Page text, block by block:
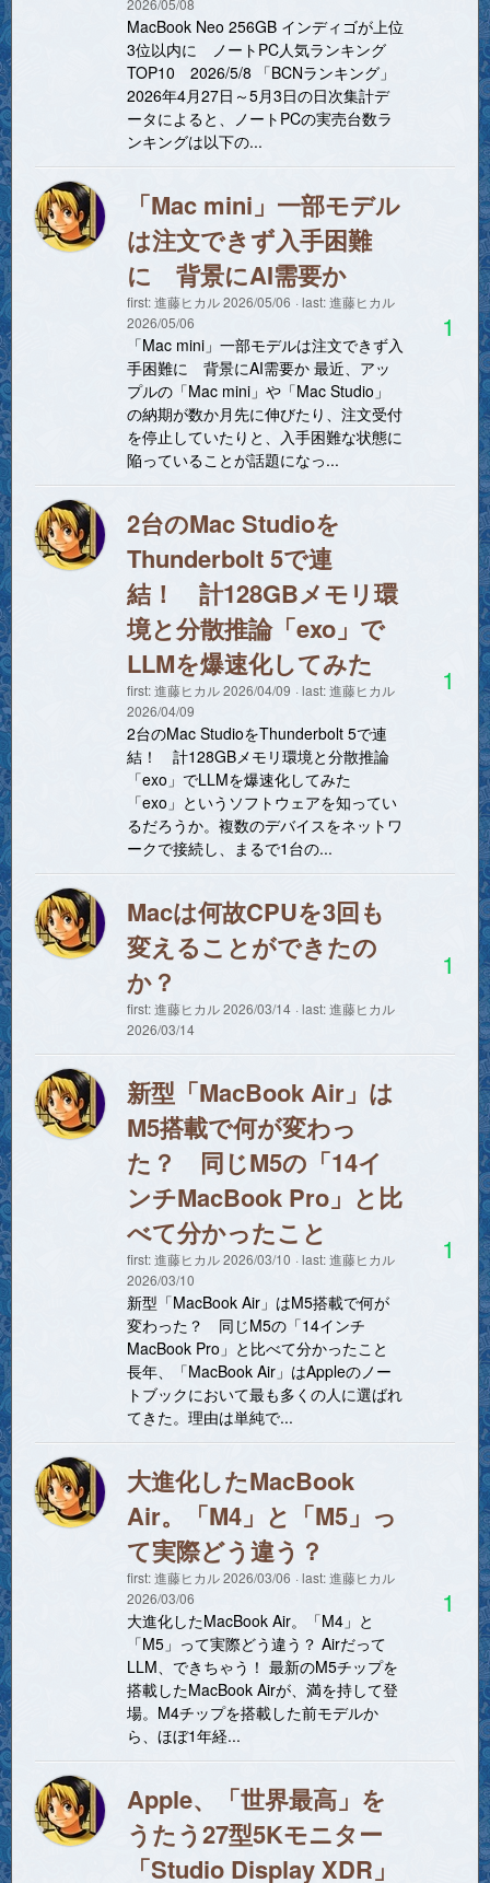
2026/05/08
MacBook Neo 256GB インディゴが上位
3位以内に ノートPC人気ランキング
TOP10 2026/5/8 「BCNランキング」
2026年4月27日～5月3日の日次集計デ
ータによると、ノートPCの実売台数ラ
ンキングは以下の...
「Mac mini」一部モデル
は注文できず入手困難
に 背景にAI需要か
first:進藤ヒカル2026/05/06 last:進藤ヒカル
2026/05/06
「Mac mini」一部モデルは注文できず入
手困難に 背景にAI需要か 最近、アッ
プルの「Mac mini」や「Mac Studio」
の納期が数か月先に伸びたり、注文受付
を停止していたりと、入手困難な状態に
陥っていることが話題になっ...
1
2台のMac Studioを
Thunderbolt 5で連
結！ 計128GBメモリ環
境と分散推論「exo」で
LLMを爆速化してみた
first:進藤ヒカル2026/04/09 last:進藤ヒカル
2026/04/09
2台のMac StudioをThunderbolt 5で連
結！ 計128GBメモリ環境と分散推論
「exo」でLLMを爆速化してみた
「exo」というソフトウェアを知ってい
るだろうか。複数のデバイスをネットワ
ークで接続し、まるで1台の...
1
Macは何故CPUを3回も
変えることができたの
か？
first:進藤ヒカル2026/03/14 last:進藤ヒカル
2026/03/14
1
新型「MacBook Air」は
M5搭載で何が変わっ
た？ 同じM5の「14イ
ンチMacBook Pro」と比
べて分かったこと
first:進藤ヒカル2026/03/10 last:進藤ヒカル
2026/03/10
新型「MacBook Air」はM5搭載で何が
変わった？ 同じM5の「14インチ
MacBook Pro」と比べて分かったこと
長年、「MacBook Air」はAppleのノー
トブックにおいて最も多くの人に選ばれ
てきた。理由は単純で...
1
大進化したMacBook
Air。「M4」と「M5」っ
て実際どう違う？
first:進藤ヒカル2026/03/06 last:進藤ヒカル
2026/03/06
大進化したMacBook Air。「M4」と
「M5」って実際どう違う？ Airだって
LLM、できちゃう！ 最新のM5チップを
搭載したMacBook Airが、満を持して登
場。M4チップを搭載した前モデルか
ら、ほぼ1年経...
1
Apple、「世界最高」を
うたう27型5Kモニター
「Studio Display XDR」